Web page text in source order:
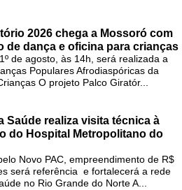
2026 chega a Mossoró com
de dança e oficina para crianças
de agosto, às 14h, será realizada a
Populares Afrodiaspóricas da
O projeto Palco Giratór...
Saúde realiza visita técnica à
do Hospital Metropolitano do
Novo PAC, empreendimento de R$
será referência e fortalecerá a rede
no Rio Grande do Norte A...